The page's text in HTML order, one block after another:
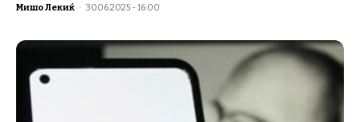
Мишо Лекиќ - 30.06.2025 - 16:00